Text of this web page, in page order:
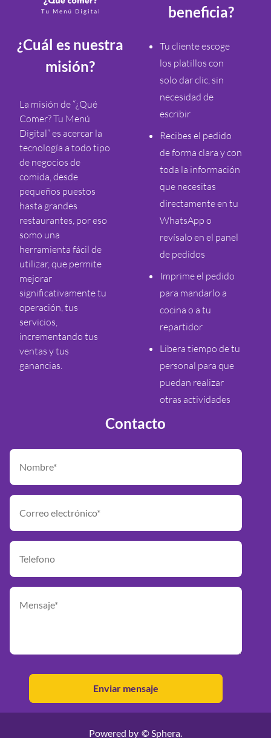
¿Cuál es nuestra
misión?
La misión de “¿Qué
Comer? Tu Menú
Digital” es acercar la
tecnología a todo tipo
de negocios de
comida, desde
pequeños puestos
hasta grandes
restaurantes, por eso
somo una
herramienta fácil de
utilizar, que permite
mejorar
significativamente tu
operación, tus
servicios,
incrementando tus
ventas y tus
ganancias.
beneficia?
Tu cliente escoge
los platillos con
solo dar clic, sin
necesidad de
escribir
Recibes el pedido
de forma clara y con
toda la información
que necesitas
directamente en tu
WhatsApp o
revísalo en el panel
de pedidos
Imprime el pedido
para mandarlo a
cocina o a tu
repartidor
Libera tiempo de tu
personal para que
puedan realizar
otras actividades
Contacto
Powered by © Sphera.